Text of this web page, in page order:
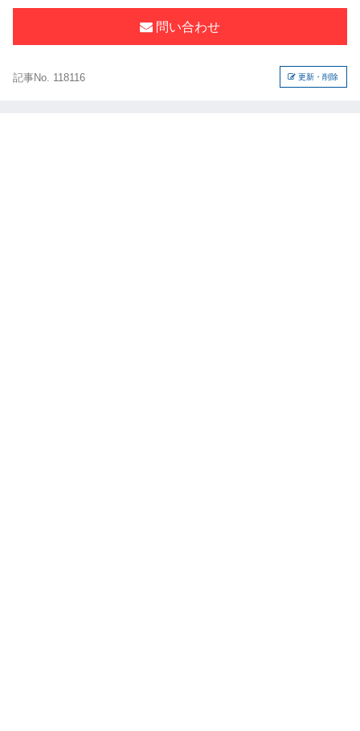
問い合わせ
記事No. 118116 更新・削除